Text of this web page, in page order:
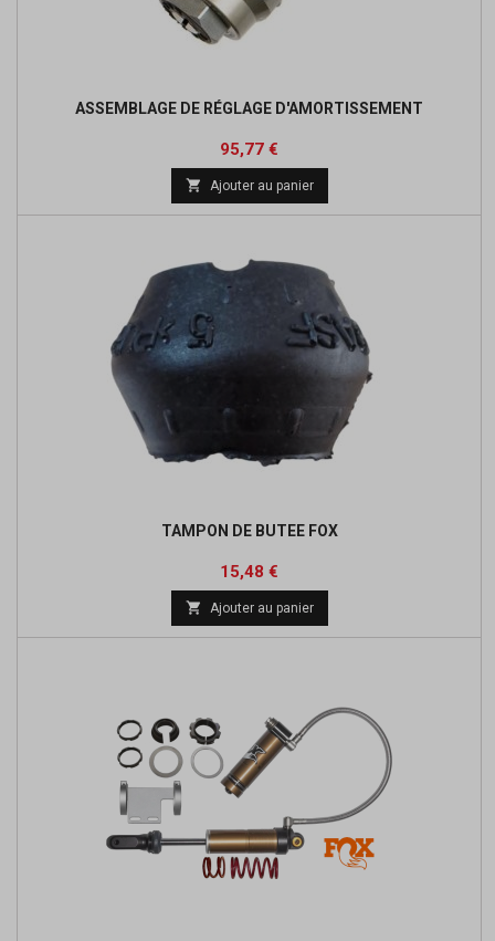
ASSEMBLAGE DE RÉGLAGE D'AMORTISSEMENT
Prix
95,77 €
 Ajouter au panier
TAMPON DE BUTEE FOX
Prix
15,48 €
 Ajouter au panier